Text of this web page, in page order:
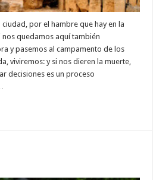
por el hambre que hay en la
quedamos aquí también
y pasemos al campamento de los
viviremos: y si nos dieren la muerte,
decisiones es un proceso